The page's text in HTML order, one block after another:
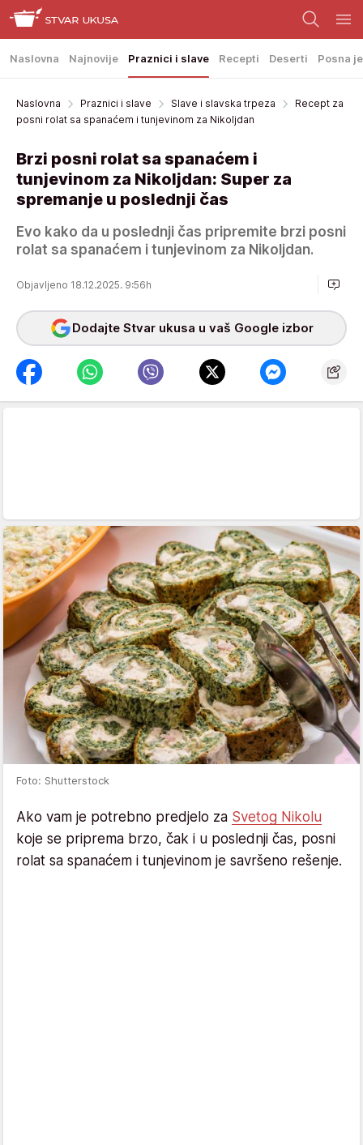
Naslovna Najnovije Praznici i slave Recepti Deserti Posna
Naslovna Praznici i slave Slave i slavska trpeza
Recept za
posni rolat sa spanaćem i tunjevinom za Nikoljdan
Brzi posni rolat sa spanaćem i
tunjevinom za Nikoljdan: Super za
spremanje u poslednji čas
Evo kako da u poslednji čas pripremite brzi posni
rolat sa spanaćem i tunjevinom za Nikoljdan.
Objavljeno 18.12.2025. 9:56h
Dodajte Stvar ukusa u vaš Google izbor
Foto: Shutterstock
Ako vam je potrebno predjelo za Svetog Nikolu
koje se priprema brzo, čak i u poslednji čas, posni
rolat sa spanaćem i tunjevinom je savršeno rešenje.